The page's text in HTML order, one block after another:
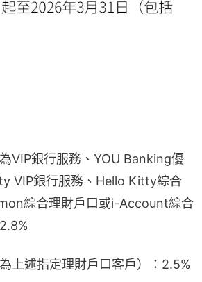
VIP銀行服務、YOU Banking優
VIP銀行服務、Hello Kitty綜合
綜合理財戶口或i-Account綜合
上述指定理財戶口客戶）：2.5%